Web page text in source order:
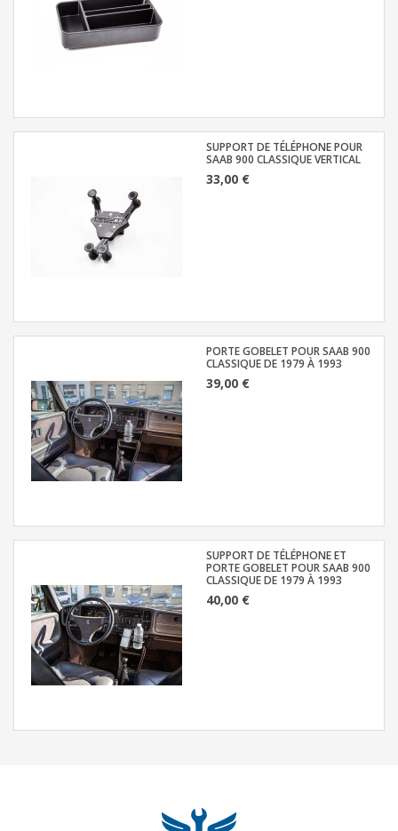
SUPPORT DE TÉLÉPHONE POUR
SAAB 900 CLASSIQUE VERTICAL
33,00 €
PORTE GOBELET POUR SAAB 900
CLASSIQUE DE 1979 À 1993
39,00 €
SUPPORT DE TÉLÉPHONE ET
PORTE GOBELET POUR SAAB 900
CLASSIQUE DE 1979 À 1993
40,00 €